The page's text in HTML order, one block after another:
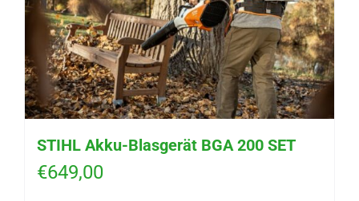
STIHL Akku-Blasgerät BGA 200 SET
€649,00